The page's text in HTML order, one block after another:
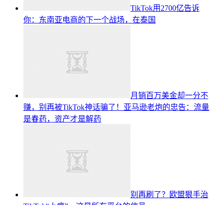
TikTok用2700亿告诉
你：东南亚电商的下一个战场，在泰国
月销百万美金却一分不
赚，别再被TikTok神话骗了！亚马逊老炮的忠告：流量
是春药，资产才是解药
别再刷了？欧盟狠手治